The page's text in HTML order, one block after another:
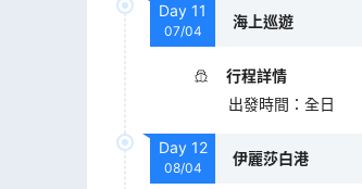
Day 11
07/04
海上巡遊
行程詳情
出發時間 ： 全日
Day 12
08/04
伊麗莎白港